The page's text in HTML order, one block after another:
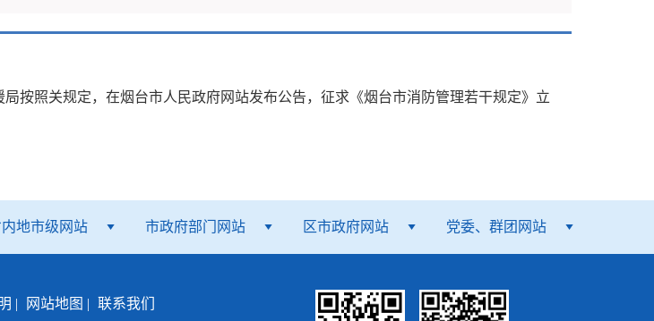
太原市、肇庆市等地的有关规定。
》主要内容
传等消防工作经费纳入年度财政预算，组织开展消防工作；乡镇人民政府、街道办事
局按照关规定， 在烟台市人民政府网站发布公告，征求 《烟台市消防管理若干规定》立
地市级网站 市政府部门网站 区市政府网站 党委、群团网站
| 网站地图 | 联系我们